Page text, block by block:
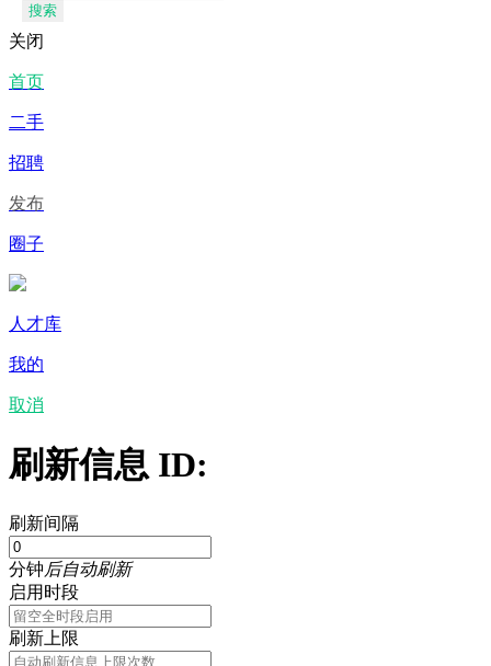
搜索
关闭
首页
二手
招聘
发布
圈子
人才库
我的
取消
刷新信息 ID:
刷新间隔
分钟后自动刷新
启用时段
刷新上限